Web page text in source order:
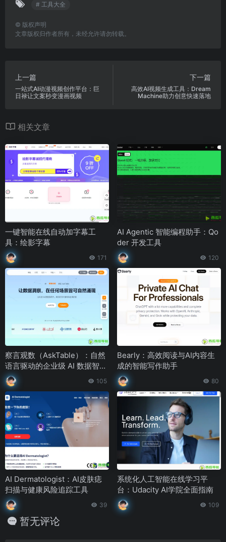
# 工具大全
© 版权声明
文章版权归作者所有，未经允许请勿转载。
上一篇
一站式AI动漫视频创作平台：巨
日禄让文案秒变漫画视频
下一篇
高效AI视频生成工具：Dream
Machine助力创意快速落地
相关文章
一键智能在线自动加字幕工
具：绘影字幕
171
AI Agentic 智能编程助手：Qo
der 开发工具
120
察言观数（AskTable）：自然
语言驱动的企业级 AI 数据智能
平台
105
Bearly：高效阅读与AI内容生
成的智能写作助手
80
AI Dermatologist：AI皮肤痣
扫描与健康风险追踪工具
39
系统化人工智能在线学习平
台：Udacity AI学院全面指南
109
暂无评论